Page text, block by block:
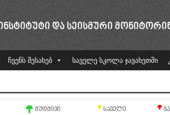
ᲓᲐ ᲡᲔᲘᲡᲛᲣᲠᲘ
ჩვენს შესახებ საველე სკოლა ჯავახეთში
ᲛᲣᲓᲛᲘᲕᲘ ᲡᲐᲕᲔᲚᲔ